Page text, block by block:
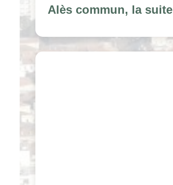
Alès commun, la suite